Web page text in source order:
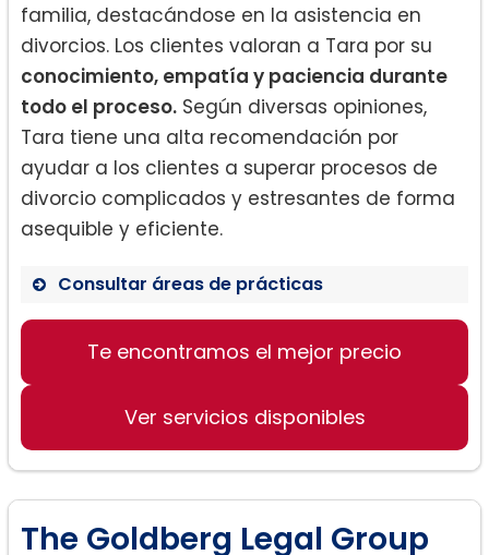
familia, destacándose en la asistencia en
divorcios. Los clientes valoran a Tara por su
conocimiento, empatía y paciencia durante
todo el proceso. Según diversas opiniones,
Tara tiene una alta recomendación por
ayudar a los clientes a superar procesos de
divorcio complicados y estresantes de forma
asequible y eficiente.
Consultar áreas de prácticas
Derecho de Familia
Asistencia Legal Asequible
Te encontramos el mejor precio
Ver servicios disponibles
The Goldberg Legal Group